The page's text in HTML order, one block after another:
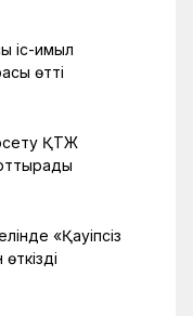
іс-қимыл
өтті
ҚТЖ
«Қауіпсіз